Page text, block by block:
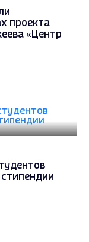
проекта
«Центр